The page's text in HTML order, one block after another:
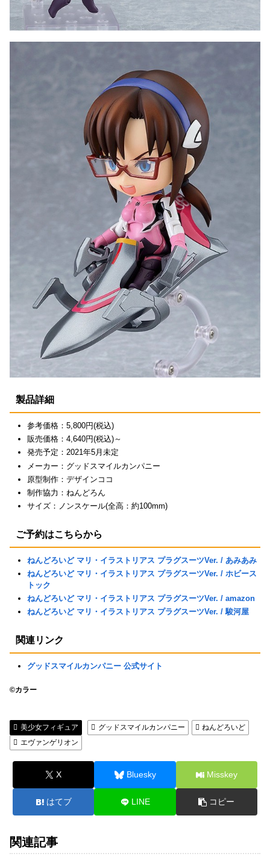
製品詳細
参考価格：5,800円(税込)
販売価格：4,640円(税込)～
発売予定：2021年5月未定
メーカー：グッドスマイルカンパニー
原型制作：デザインココ
制作協力：ねんどろん
サイズ：ノンスケール(全高：約100mm)
ご予約はこちらから
ねんどろいど マリ・イラストリアス プラグスーツVer. / あみあみ
ねんどろいど マリ・イラストリアス プラグスーツVer. / ホビース
トック
ねんどろいど マリ・イラストリアス プラグスーツVer. / amazon
ねんどろいど マリ・イラストリアス プラグスーツVer. / 駿河屋
関連リンク
グッドスマイルカンパニー 公式サイト
©カラー
美少女フィギュア グッドスマイルカンパニー
ねんどろいど
エヴァンゲリオン
X Bluesky Misskey
はてブ LINE コピー
関連記事